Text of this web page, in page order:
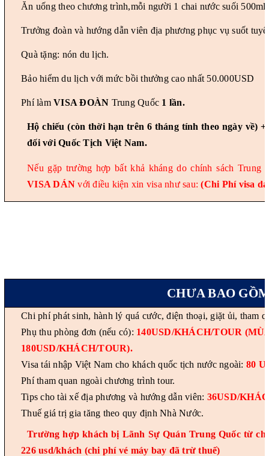
Ăn uống theo chương trình,mỗi người 1 chai nước suối 500ml.
Trưởng đoàn và hướng dẫn viên địa phương phục vụ suốt
Quà tặng: nón du lịch.
Bảo hiểm du lịch với mức bồi thưởng cao nhất 50.000USD
Phí làmVISA ĐOÀN Trung Quốc 1 lần.
Hộ chiếu (còn thời hạn trên 6 tháng tính theo ngày về)
đối với Quốc Tịch Việt Nam.
Nếu gặp trường hợp bất khả kháng do chính sách Trung
VISA DÁN với điều kiện xin visa như sau:(Chi Phí visa
CHƯA BAO
Chi phí phát sinh, hành lý quá cước, điện thoại, giặt ủi, tham
Phụ thu phòng đơn (nếu có): 140USD/KHÁCH/TOUR
180USD/KHÁCH/TOUR).
Visa tái nhập Việt Nam cho khách quốc tịch nước ngoài: 80
Phí tham quan ngoài chương trình tour.
Tips cho tài xế địa phương và hướng dẫn viên: 36USD/
Thuế giá trị gia tăng theo quy định Nhà Nước.
Trường hợp khách bị Lãnh Sự Quán Trung Quốc từ
226 usd/khách (chi phí vé máy bay đã trừ thuế)